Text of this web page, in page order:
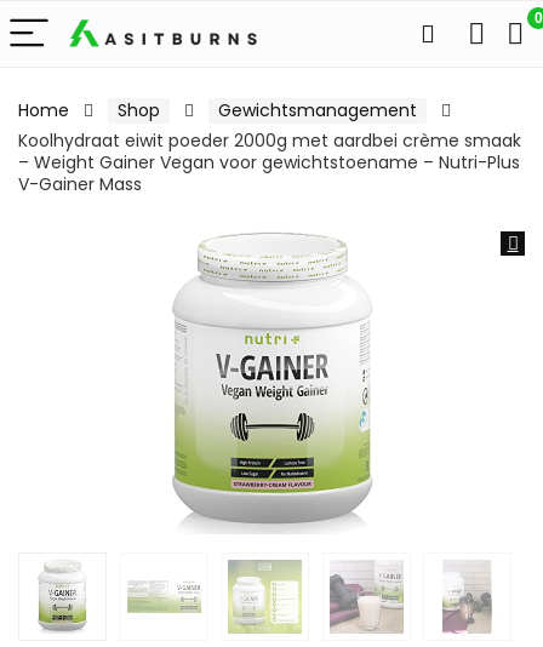
0
Home Shop
Gewichtsmanagement
Koolhydraat eiwit poeder 2000g met aardbei crème smaak
– Weight Gainer Vegan voor gewichtstoename – Nutri-Plus
V-Gainer Mass